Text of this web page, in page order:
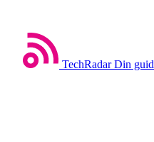
TechRadar Din